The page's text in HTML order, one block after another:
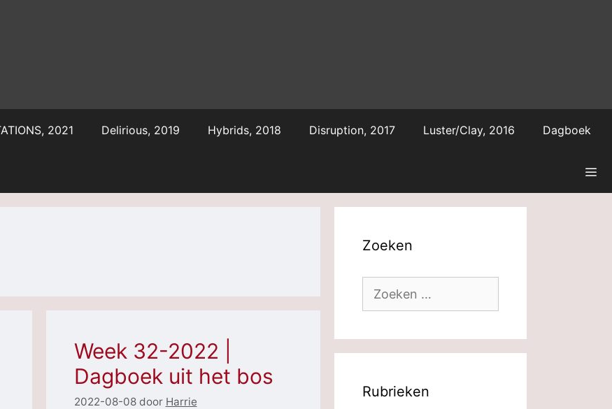
2021 Delirious, 2019 Hybrids, 2018 Disruption, 2017 Luster/Clay, 2016 Dagboek
Week 32-2022 |
Dagboek uit het bos
2022-08-08 door Harrie
Zoeken
naar:
Rubrieken